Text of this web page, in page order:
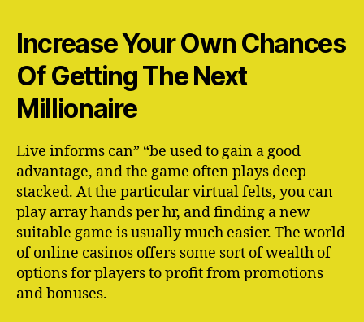
Increase Your Own Chances
Of Getting The Next
Millionaire
Live informs can” “be used to gain a good
advantage, and the game often plays deep
stacked. At the particular virtual felts, you can
play array hands per hr, and finding a new
suitable game is usually much easier. The world
of online casinos offers some sort of wealth of
options for players to profit from promotions
and bonuses.